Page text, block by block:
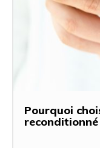
Pourquoi
reconditionné